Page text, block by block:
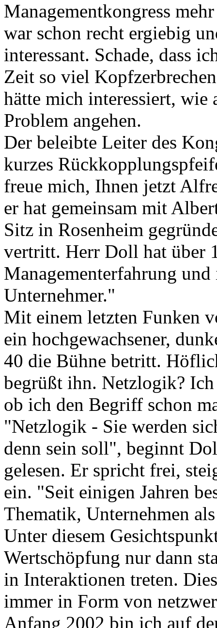
Managementkongress
war schon recht ergiebig
interessant. Schade, dass
Zeit so viel
hätte mich interessiert, wie
Problem angehen.
Der beleibte Leiter des
kurzes
freue mich, Ihnen jetzt
er hat gemeinsam mit
Sitz in Rosenheim
vertritt. Herr Doll hat über
Managementerfahrung
Unternehmer."
Mit einem letzten Funken
ein hochgewachsener,
40 die Bühne betritt.
begrüßt ihn. Netzlogik?
ob ich den Begriff schon
"Netzlogik - Sie werden
denn sein soll", beginnt
gelesen. Er spricht frei,
ein. "Seit einigen Jahren
Thematik, Unternehmen
Unter diesem
Wertschöpfung nur dann
in Interaktionen treten.
immer in Form von
Anfang 2002 bin ich auf